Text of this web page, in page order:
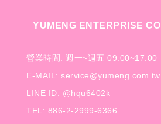
YUMENG ENTERPRISE
營業時間: 週一~週五 09:00~17:00
E-MAIL: service@yumeng.com.tw
LINE ID: @hqu6402k
TEL: 886-2-2999-6366